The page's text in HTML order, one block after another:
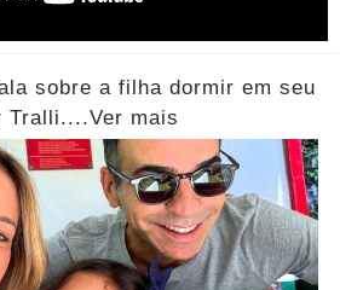
sobre a filha dormir em seu
Tralli....Ver mais